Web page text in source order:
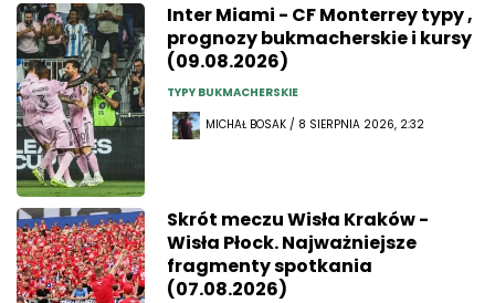
Inter Miami - CF Monterrey typy ,
prognozy bukmacherskie i kursy
(09.08.2026)
TYPY BUKMACHERSKIE
MICHAŁ BOSAK / 8 SIERPNIA 2026, 2:32
Skrót meczu Wisła Kraków -
Wisła Płock. Najważniejsze
fragmenty spotkania
(07.08.2026)